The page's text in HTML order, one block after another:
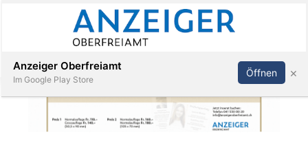
Abonnieren Anmelden
Anzeiger Oberfreiamt
Im Google Play Store
Öffnen ×